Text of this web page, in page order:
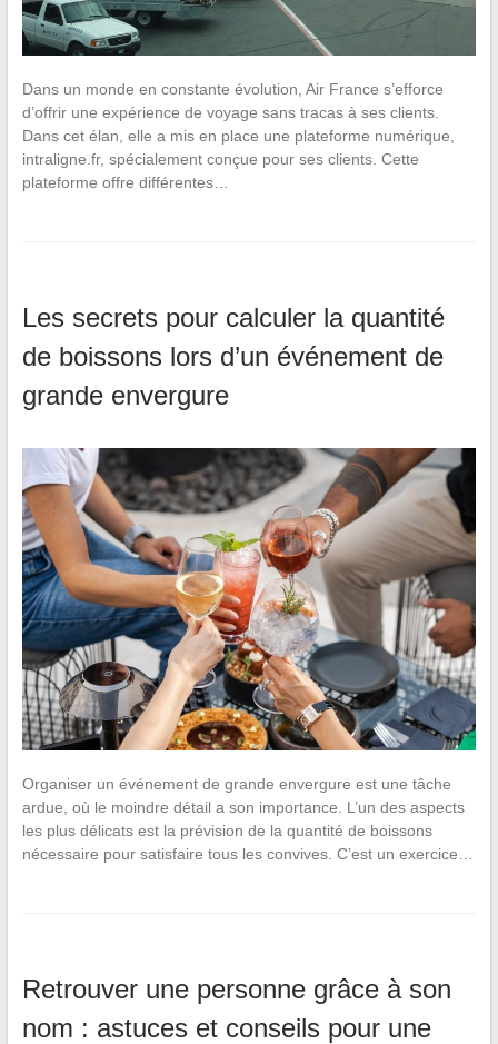
Dans un monde en constante évolution, Air France s’efforce
d’offrir une expérience de voyage sans tracas à ses clients.
Dans cet élan, elle a mis en place une plateforme numérique,
intraligne.fr, spécialement conçue pour ses clients. Cette
plateforme offre différentes…
Les secrets pour calculer la quantité
de boissons lors d’un événement de
grande envergure
Organiser un événement de grande envergure est une tâche
ardue, où le moindre détail a son importance. L’un des aspects
les plus délicats est la prévision de la quantité de boissons
nécessaire pour satisfaire tous les convives. C’est un exercice…
Retrouver une personne grâce à son
nom : astuces et conseils pour une